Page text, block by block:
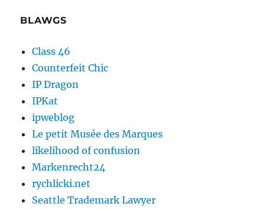
BLAWGS
Class 46
Counterfeit Chic
IP Dragon
IPKat
ipweblog
Le petit Musée des Marques
likelihood of confusion
Markenrecht24
rychlicki.net
Seattle Trademark Lawyer